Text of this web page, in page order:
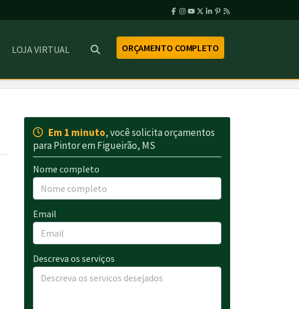
LOJA VIRTUAL ORÇAMENTO COMPLETO
Em 1 minuto, você solicita orçamentos
para Pintor em Figueirão, MS
Nome completo
Email
Descreva os serviços